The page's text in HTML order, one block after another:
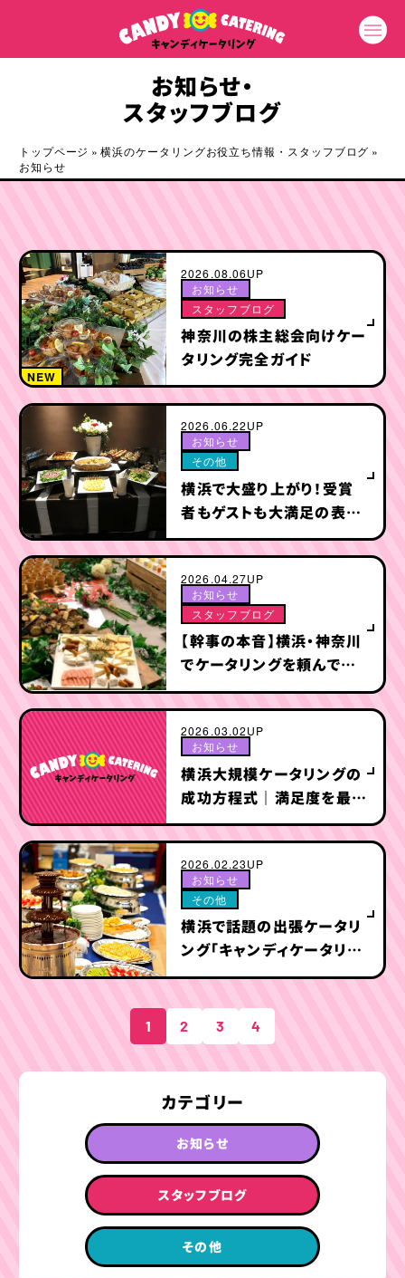
お知らせ・
スタッフブログ
トップページ »横浜のケータリングお役立ち情報・スタッフブログ »
お知らせ
カテゴリー
お知らせ
スタッフブログ
その他
NEW
2026.08.06UP
お知らせ
スタッフブログ
神奈川の株主総会向けケー
タリング完全ガイド
2026.06.22UP
お知らせ
その他
横浜で大盛り上がり！受賞
者もゲストも大満足の表彰
式ケータリング事例
2026.04.27UP
お知らせ
スタッフブログ
【幹事の本音】横浜・神奈川
でケータリングを頼んで後
悔した5つのポイント｜後
悔しないための対策とは？
2026.03.02UP
お知らせ
横浜大規模ケータリングの
成功方程式｜満足度を最大
化する9つの法則
2026.02.23UP
お知らせ
その他
横浜で話題の出張ケータリ
ング「キャンディケータリン
グ」とは？
1 2 3 4